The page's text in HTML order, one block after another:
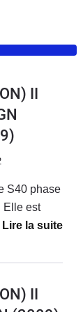
II
S40 phase
Elle est
en boite
c'est le
II